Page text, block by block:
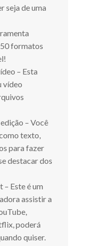
seja de uma
formatos
– Esta
vídeo
– Você
texto,
para fazer
destacar dos
– Este é um
assistir a
poderá
quiser.